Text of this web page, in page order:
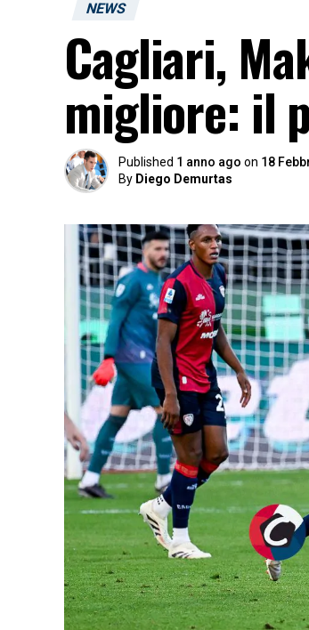
NEWS
Cagliari,
migliore: il
Published 1 anno ago on 18
By Diego Demurtas